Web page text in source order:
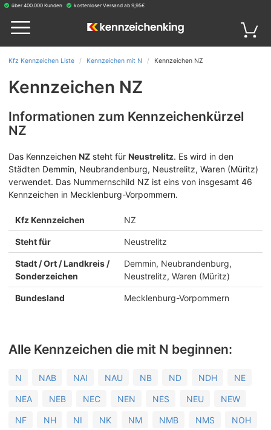
über 400.000 Kunden kostenloser Versand ab 9,95€
Kfz Kennzeichen Liste Kennzeichen mit N Kennzeichen NZ
Kennzeichen NZ
Informationen zum Kennzeichenkürzel
NZ
Das Kennzeichen NZ steht für Neustrelitz. Es wird in den
Städten Demmin, Neubrandenburg, Neustrelitz, Waren (Müritz)
verwendet. Das Nummernschild NZ ist eins von insgesamt 46
Kennzeichen in Mecklenburg-Vorpommern.
Kfz Kennzeichen NZ
Steht für Neustrelitz
Stadt / Ort / Landkreis /
Sonderzeichen
Demmin, Neubrandenburg,
Neustrelitz, Waren (Müritz)
Bundesland Mecklenburg-Vorpommern
Alle Kennzeichen die mit N beginnen:
N NAB NAI NAU NB ND NDH NE
NEA NEB NEC NEN NES NEU NEW
NF NH NI NK NM NMB NMS NOH